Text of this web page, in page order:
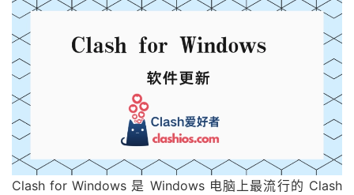
Clash for Windows 是 Windows 电脑上最流行的 Clash